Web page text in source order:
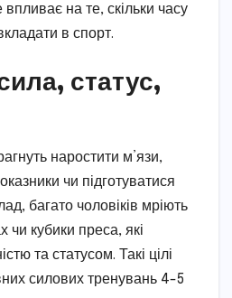
впливає на те, скільки часу
в спорт.
статус,
наростити м’язи,
чи підготуватися
багато чоловіків мріють
чи кубики преса, які
та статусом. Такі цілі
силових тренувань 4-5